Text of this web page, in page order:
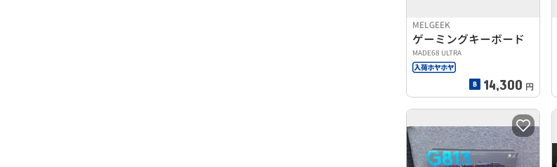
MELGEEK
ゲーミングキーボード
MADE68 ULTRA
14,300 円